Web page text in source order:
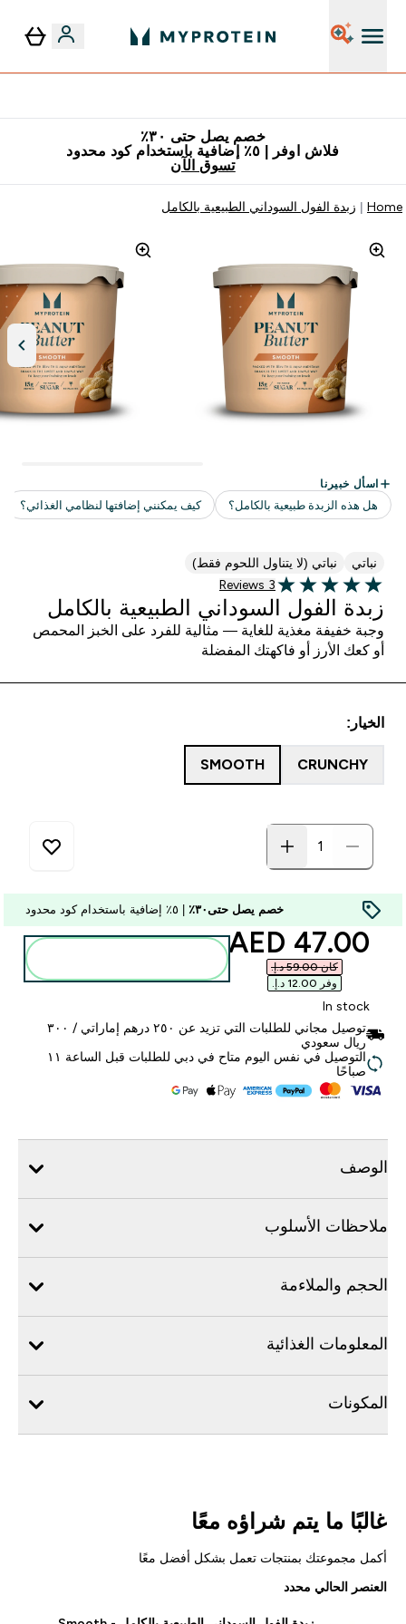
خصم يصل حتى ٣٠٪
فلاش اوفر | ٥٪ إضافية باستخدام كود محدود
تسوق الآن
Home زبدة الفول السوداني الطبيعية بالكامل
نباتي نباتي (لا يتناول اللحوم فقط)
5 out of 5 stars
3 customer reviews
3 Reviews
زبدة الفول السوداني الطبيعية بالكامل
وجبة خفيفة مغذية للغاية — مثالية للفرد على الخبز المحمص
أو كعك الأرز أو فاكهتك المفضلة
الخيار:
CRUNCHY
SMOOTH
خصم يصل حتى٣٠٪
discounted price
47.00 AED‎
كان ‏59.00 د.إ.‏‎
وفر ‏12.00 د.إ.‏‎
In stock
توصيل مجاني للطلبات التي تزيد عن ٢٥٠ درهم إماراتي / ٣٠٠
ريال سعودي
التوصيل في نفس اليوم متاح في دبي للطلبات قبل الساعة ١١
صباحًا
الوصف
ملاحظات الأسلوب
الحجم والملاءمة
المعلومات الغذائية
المكونات
غالبًا ما يتم شراؤه معًا
أكمل مجموعتك بمنتجات تعمل بشكل أفضل معًا
العنصر الحالي محدد